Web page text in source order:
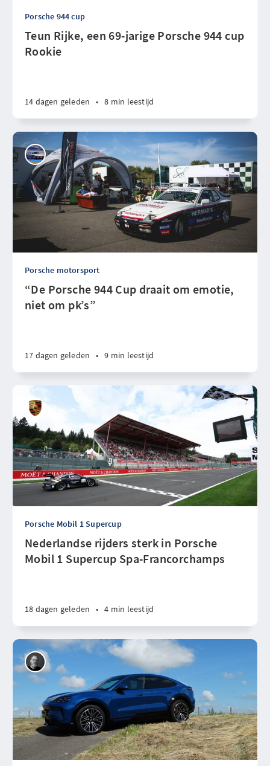
Porsche 944 cup
Teun Rijke, een 69-jarige Porsche 944 cup
Rookie
14 dagen geleden • 8 min leestijd
Porsche motorsport
“De Porsche 944 Cup draait om emotie,
niet om pk’s”
17 dagen geleden • 9 min leestijd
Porsche Mobil 1 Supercup
Nederlandse rijders sterk in Porsche
Mobil 1 Supercup Spa-Francorchamps
18 dagen geleden • 4 min leestijd